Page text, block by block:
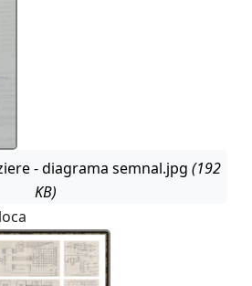
- diagrama semnal.jpg (192
KB)